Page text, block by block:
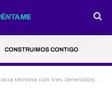
autoridades mantienen investigación abierta